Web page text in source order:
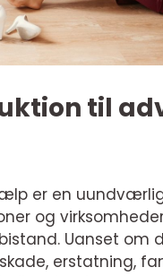
til
er en
og
Uanset om
erstatning,